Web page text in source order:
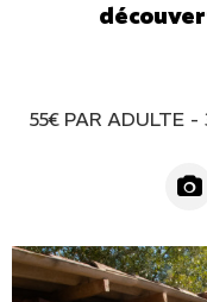
55€ PAR ADULTE